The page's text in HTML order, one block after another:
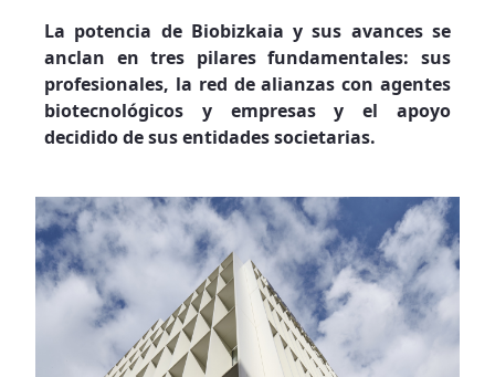
La potencia de Biobizkaia y sus avances se
anclan en tres pilares fundamentales: sus
profesionales, la red de alianzas con agentes
biotecnológicos y empresas y el apoyo
decidido de sus entidades societarias.